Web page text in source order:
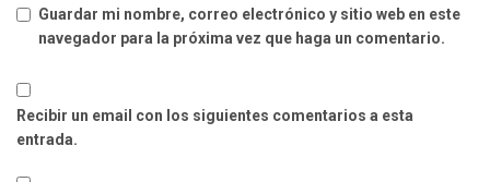
Guardar mi nombre, correo electrónico y sitio web en este
navegador para la próxima vez que haga un comentario.
Recibir un email con los siguientes comentarios a esta
entrada.